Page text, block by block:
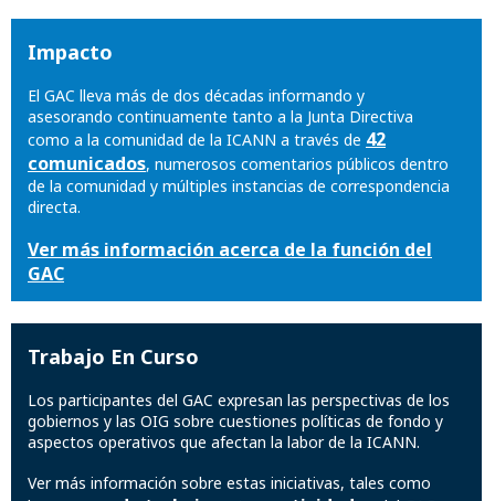
Impacto
El GAC lleva más de dos décadas informando y
asesorando continuamente tanto a la Junta Directiva
como a la comunidad de la ICANN a través de 42
comunicados, numerosos comentarios públicos dentro
de la comunidad y múltiples instancias de correspondencia
directa.
Ver más información acerca de la función del
GAC
Trabajo En Curso
Los participantes del GAC expresan las perspectivas de los
gobiernos y las OIG sobre cuestiones políticas de fondo y
aspectos operativos que afectan la labor de la ICANN.
Ver más información sobre estas iniciativas, tales como